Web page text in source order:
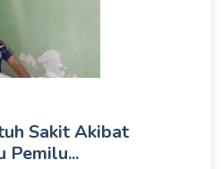
Sakit Akibat
Pemilu...